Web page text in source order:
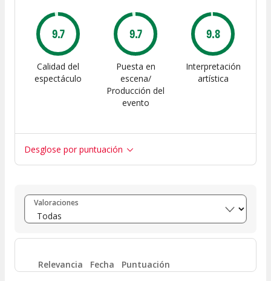
9.7
Calidad del
espectáculo
9.7
Puesta en
escena/
Producción del
evento
9.8
Interpretación
artística
Desglose por puntuación
Entre 8 y 10 (295)
Entre 6 y 8 (13)
Entre 4 y 6 3
Valoraciones
Relevancia Fecha Puntuación